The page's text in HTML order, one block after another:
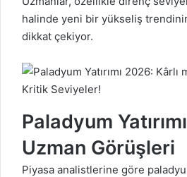
halinde yeni bir yükseliş
dikkat çekiyor.
Paladyum
Uzman Görüşleri
Piyasa analistlerine göre